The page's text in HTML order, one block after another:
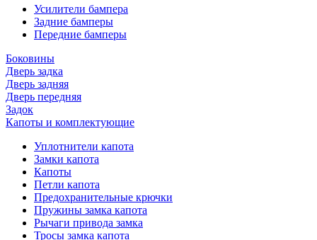
Усилители бампера
Задние бамперы
Передние бамперы
Боковины
Дверь задка
Дверь задняя
Дверь передняя
Задок
Капоты и комплектующие
Уплотнители капота
Замки капота
Капоты
Петли капота
Предохранительные крючки
Пружины замка капота
Рычаги привода замка
Тросы замка капота